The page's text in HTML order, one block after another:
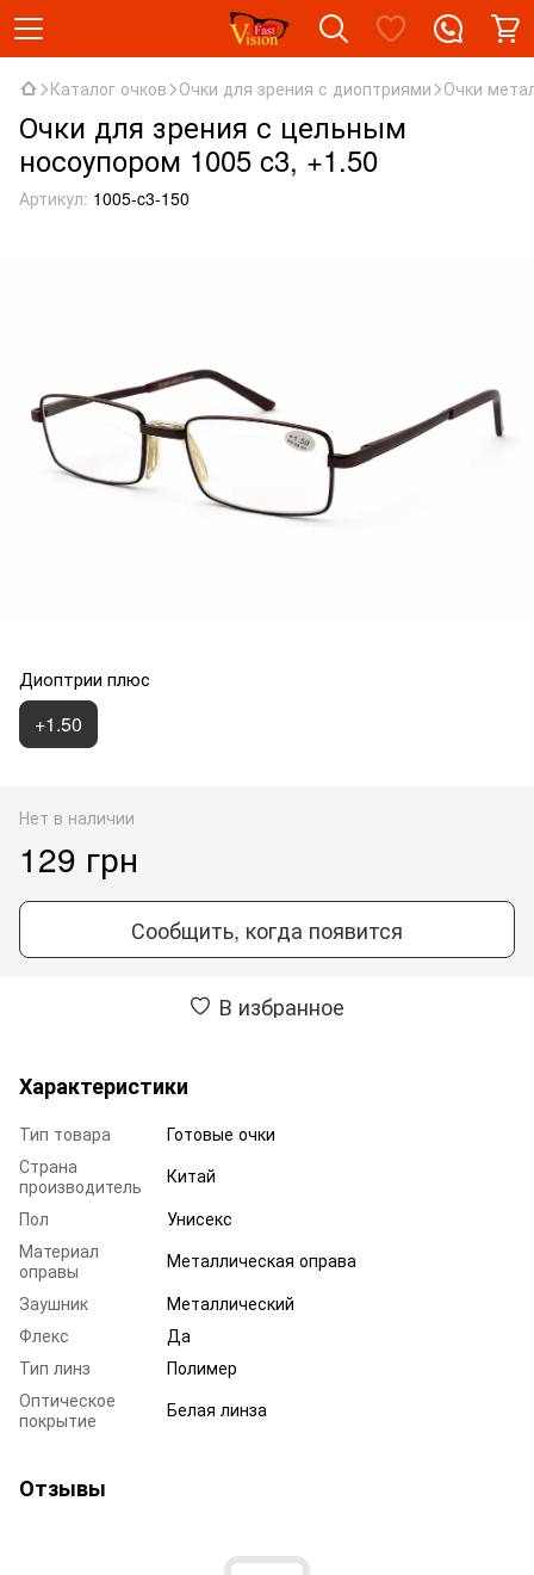
Каталог очков Очки для зрения с диоптриями Очки
Очки для зрения с цельным
носоупором 1005 c3, +1.50
Артикул: 1005-c3-150
Диоптрии плюс
+1.50
Нет в наличии
129 грн
Сообщить, когда появится
В избранное
Характеристики
Тип товара
Готовые очки
Страна
производитель
Китай
Пол
Унисекс
Материал
оправы
Металлическая оправа
Заушник
Металлический
Флекс
Да
Тип линз
Полимер
Оптическое
покрытие
Белая линза
Отзывы